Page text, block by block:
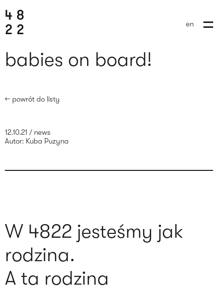
en
babies on board!
← powrót do listy
12.10.21 / news
Autor: Kuba Puzyna
W 4822 jesteśmy jak
rodzina.
A ta rodzina